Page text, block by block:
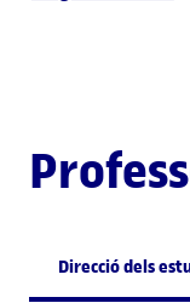
Direcció dels